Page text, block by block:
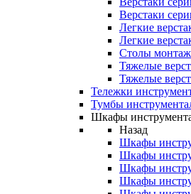
Верстаки
Легкие
Легкие
Столы
Тяжелые
Тяжелые
Тележки
Тумбы
Шкафы
Назад
Шкафы
Шкафы
Шкафы
Шкафы